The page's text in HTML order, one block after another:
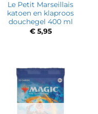
Le Petit Marseillais
katoen en klaproos
douchegel 400 ml
€5,95